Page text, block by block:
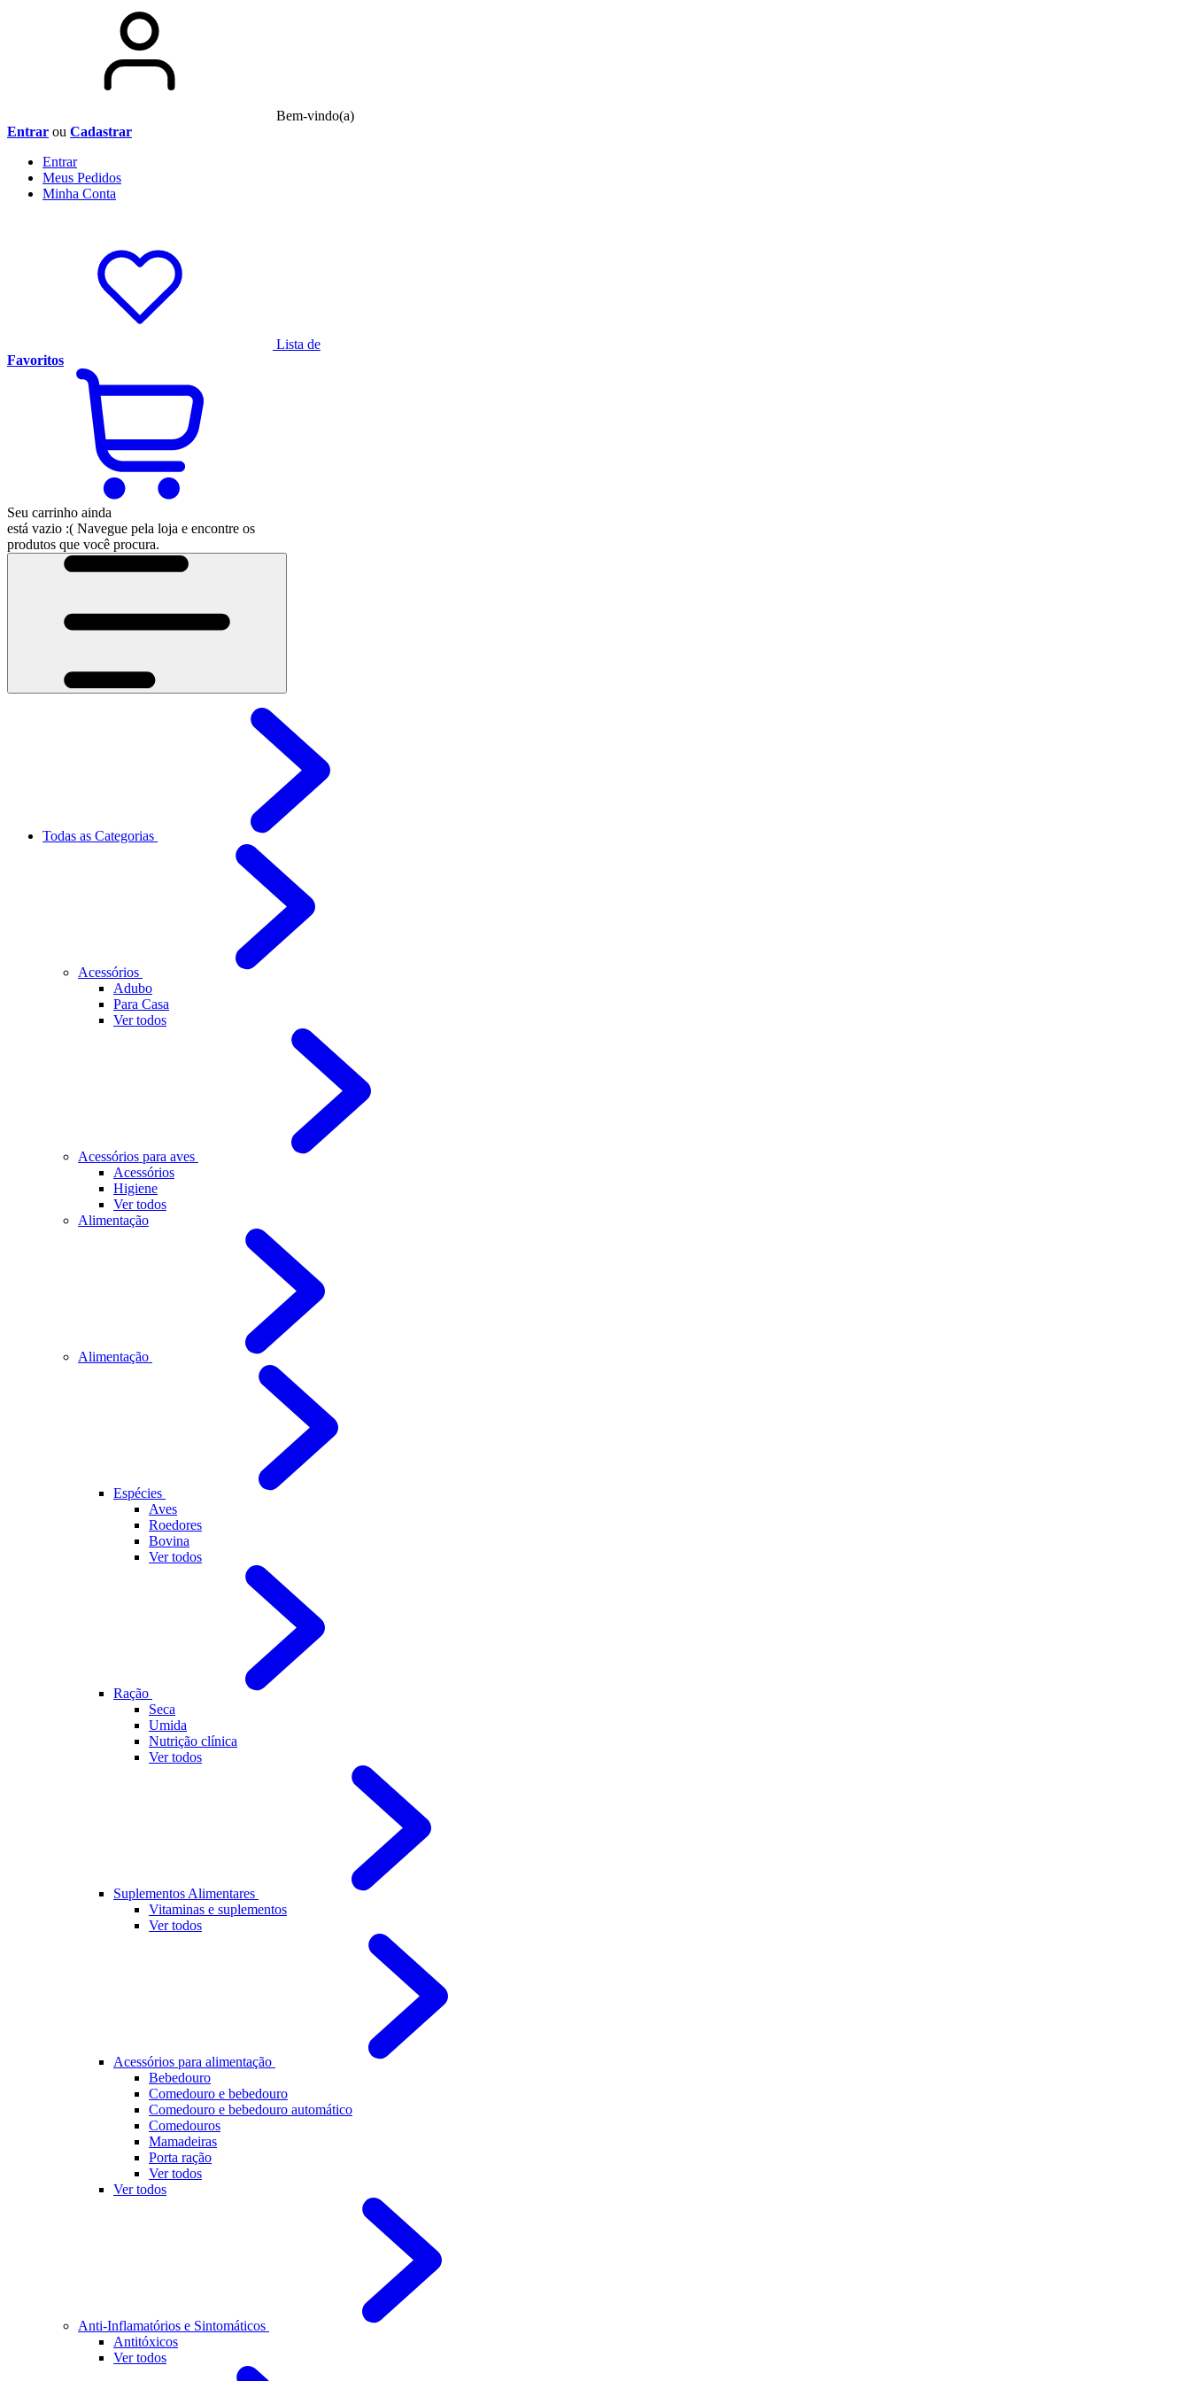
Bem-vindo(a)
Entrar ou Cadastrar
Entrar
Meus Pedidos
Minha Conta
Lista de
Favoritos
Seu carrinho ainda
está vazio :( Navegue pela loja e encontre os
produtos que você procura.
Todas as Categorias
Acessórios
Adubo
Para Casa
Ver todos
Acessórios para aves
Acessórios
Higiene
Ver todos
Alimentação
Alimentação
Espécies
Aves
Roedores
Bovina
Ver todos
Ração
Seca
Umida
Nutrição clínica
Ver todos
Suplementos Alimentares
Vitaminas e suplementos
Ver todos
Acessórios para alimentação
Bebedouro
Comedouro e bebedouro
Comedouro e bebedouro automático
Comedouros
Mamadeiras
Porta ração
Ver todos
Ver todos
Anti-Inflamatórios e Sintomáticos
Antitóxicos
Ver todos